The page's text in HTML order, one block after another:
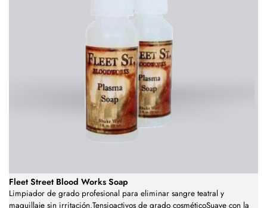
Fleet Street Blood Works Soap
Limpiador de grado profesional para eliminar sangre teatral y
maquillaje sin irritación.Tensioactivos de grado cosméticoSuave con la